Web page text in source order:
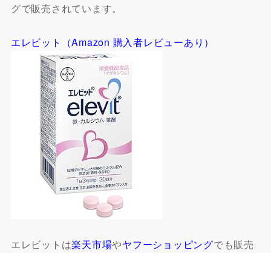
グで販売されています。
エレビット（Amazon 購入者レビューあり）
エレビットは楽天市場やヤフーショッピングでも販売